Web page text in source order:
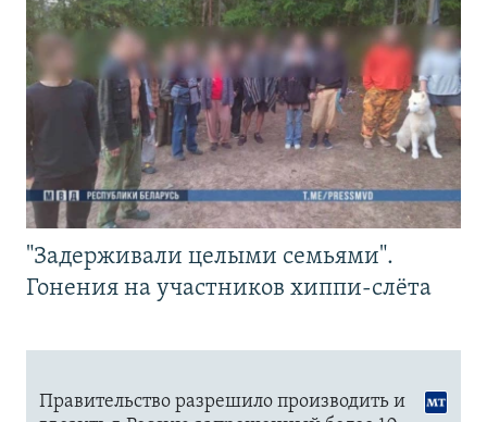
"Задерживали целыми семьями".
Гонения на участников хиппи-слёта